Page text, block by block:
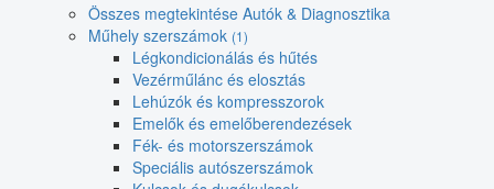
Összes megtekintése Autók & Diagnosztika
Műhely szerszámok (1)
Légkondicionálás és hűtés
Vezérműlánc és elosztás
Lehúzók és kompresszorok
Emelők és emelőberendezések
Fék- és motorszerszámok
Speciális autószerszámok